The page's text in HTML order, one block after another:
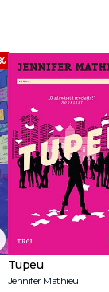
Tupeu
Jennifer Mathieu